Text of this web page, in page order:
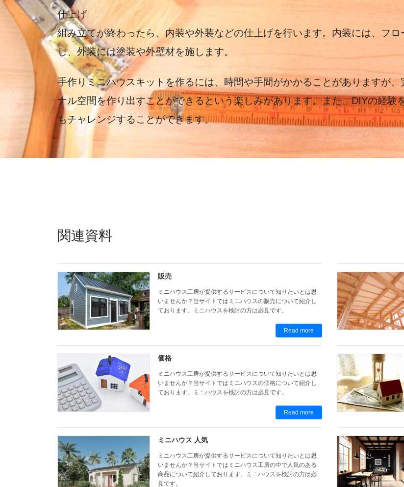
仕上げ
組み立てが終わったら、内装や外装などの仕上げを行います。内装には、フ
し、外装には塗装や外壁材を施します。
手作りミニハウスキットを作るには、時間や手間がかかることがありますが
ナル空間を作り出すことができるという楽しみがあります。また、DIYの経験
もチャレンジすることができます。
関連資料
販売
ミニハウス工房が提供するサービスについて知りたいとは思
いませんか？当サイトではミニハウスの販売について紹介し
ております。ミニハウスを検討の方は必見です。
Read more
価格
ミニハウス工房が提供するサービスについて知りたいとは思
いませんか？当サイトではミニハウスの価格について紹介し
ております。ミニハウスを検討の方は必見です。
Read more
ミニハウス 人気
ミニハウス工房が提供するサービスについて知りたいとは思
いませんか？当サイトではミニハウス工房の中で人気のある
商品について紹介しております。ミニハウスを検討の方は必
見です。